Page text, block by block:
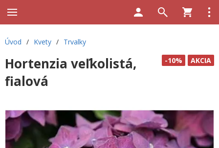
Úvod / Kvety / Trvalky
AKCIA
-10%
Hortenzia veľkolistá,
fialová